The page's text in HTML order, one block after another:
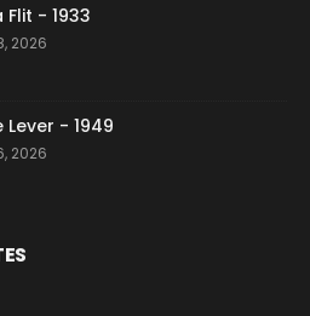
- 1933
2026
- 1949
2026